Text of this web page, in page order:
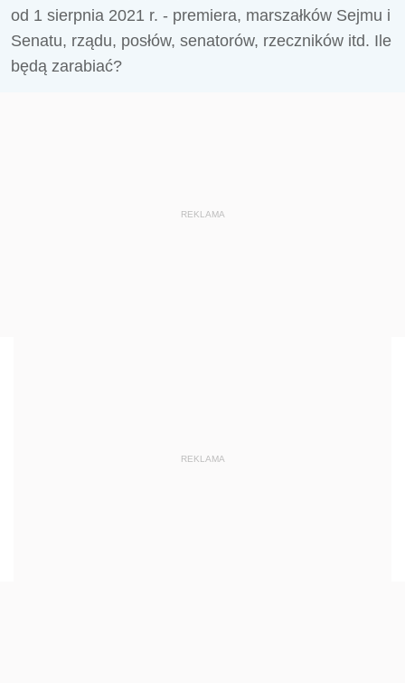
od 1 sierpnia 2021 r. - premiera, marszałków Sejmu i
Senatu, rządu, posłów, senatorów, rzeczników itd. Ile
będą zarabiać?
REKLAMA
REKLAMA